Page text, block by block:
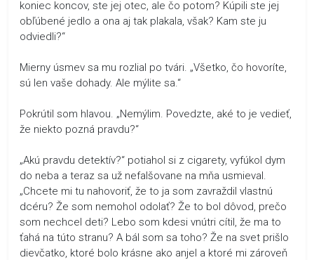
koniec koncov, ste jej otec, ale čo potom? Kúpili ste jej
obľúbené jedlo a ona aj tak plakala, však? Kam ste ju
odviedli?“
Mierny úsmev sa mu rozlial po tvári. „Všetko, čo hovoríte,
sú len vaše dohady. Ale mýlite sa.“
Pokrútil som hlavou. „Nemýlim. Povedzte, aké to je vedieť,
že niekto pozná pravdu?“
„Akú pravdu detektív?“ potiahol si z cigarety, vyfúkol dym
do neba a teraz sa už nefalšovane na mňa usmieval.
„Chcete mi tu nahovoriť, že to ja som zavraždil vlastnú
dcéru? Že som nemohol odolať? Že to bol dôvod, prečo
som nechcel deti? Lebo som kdesi vnútri cítil, že ma to
ťahá na túto stranu? A bál som sa toho? Že na svet prišlo
dievčatko, ktoré bolo krásne ako anjel a ktoré mi zároveň